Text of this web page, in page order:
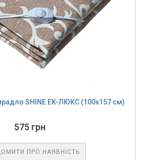
SHINE EK-ЛЮКС (100x157 см)
575 грн
ПРО НАЯВНІСТЬ